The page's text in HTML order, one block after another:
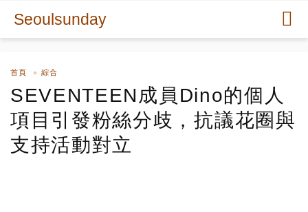
Seoulsunday
首頁 綜合
SEVENTEEN成員Dino的個人
項目引發粉絲分歧，抗議花圈與
支持活動對立